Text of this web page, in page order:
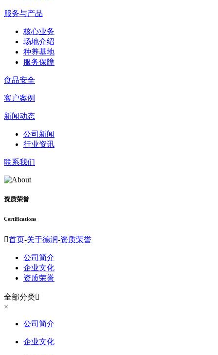
服务与产品
核心业务
场地介绍
种养基地
服务保障
食品安全
客户案例
新闻动态
公司新闻
行业资讯
联系我们
资质荣誉
Certifications
首页-关于德润-资质荣誉
公司简介
企业文化
资质荣誉
全部分类
×
公司简介
企业文化